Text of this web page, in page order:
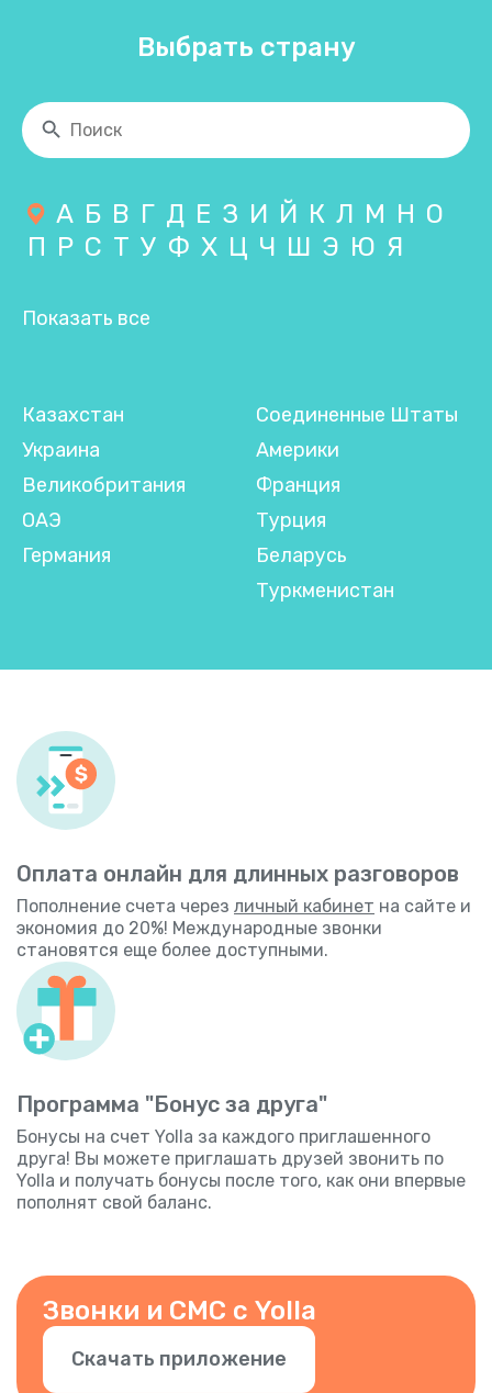
Выбрать страну
А Б В Г Д Е З И Й К Л М Н О
П Р С Т У Ф Х Ц Ч Ш Э Ю Я
Показать все
Казахстан
Украина
Великобритания
ОАЭ
Германия
Соединенные Штаты
Америки
Франция
Турция
Беларусь
Туркменистан
Оплата онлайн для длинных разговоров
Пополнение счета через личный кабинет на сайте и
экономия до 20%! Международные звонки
становятся еще более доступными.
Программа "Бонус за друга"
Бонусы на счет Yolla за каждого приглашенного
друга! Вы можете приглашать друзей звонить по
Yolla и получать бонусы после того, как они впервые
пополнят свой баланс.
Звонки и СМС с Yolla
Скачать приложение